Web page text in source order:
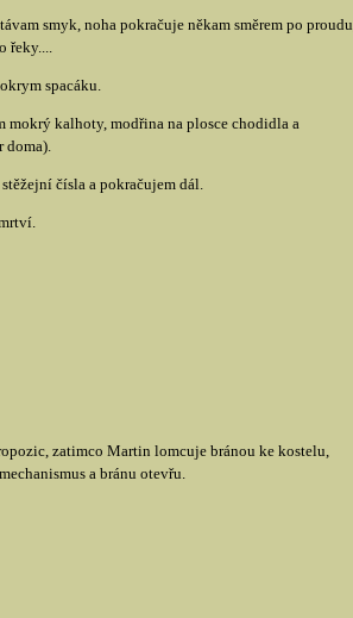
smyk, noha pokračuje někam směrem po proudu,
spacáku.
mokrý kalhoty, modřina na plosce chodidla a
čísla a pokračujem dál.
zatimco Martin lomcuje bránou ke kostelu,
a bránu otevřu.